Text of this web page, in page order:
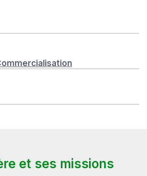
et ses missions